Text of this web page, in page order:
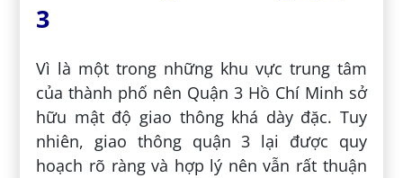
3
Vì là một trong những khu vực trung tâm
của thành phố nên Quận 3 Hồ Chí Minh sở
hữu mật độ giao thông khá dày đặc. Tuy
nhiên, giao thông quận 3 lại được quy
hoạch rõ ràng và hợp lý nên vẫn rất thuận